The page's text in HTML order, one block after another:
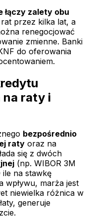
łączy zalety obu
przez kilka lat, a
renegocjować
zmienne. Banki
do oferowania
na raty i
bezpośrednio
raty oraz na
się z dwóch
(np. WIBOR 3M
ile na stawkę
wpływu, marża jest
niewielka różnica w
generuje